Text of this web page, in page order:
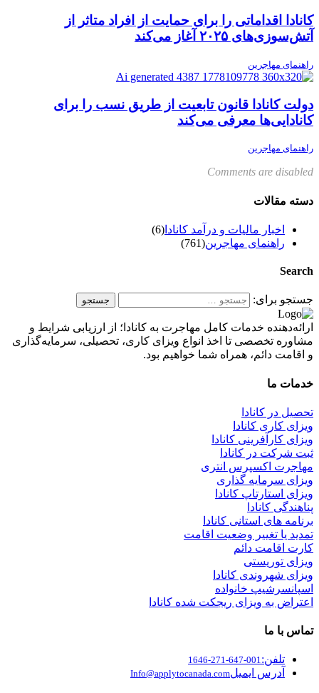
کانادا اقداماتی را برای حمایت از افراد متاثر از
آتش‌سوزی‌های ۲۰۲۵ آغاز می‌کند
راهنمای مهاجرین
دولت کانادا قانون تابعیت از طریق نسب را برای
کانادایی‌ها معرفی می‌کند
راهنمای مهاجرین
Comments are disabled
دسته مقالات
اخبار مالیات و درآمد کانادا (6)
راهنمای مهاجرین(761)
Search
جستجو برای:
ارائه‌دهنده خدمات کامل مهاجرت به کانادا؛ از ارزیابی شرایط و
مشاوره تخصصی تا اخذ انواع ویزای کاری، تحصیلی، سرمایه‌گذاری
و اقامت دائم، همراه شما خواهیم بود.
خدمات ما
تحصیل در کانادا
ویزای کاری کانادا
ویزای کارآفرینی کانادا
ثبت شرکت در کانادا
مهاجرت اکسپرس انتری
ویزای سرمایه گذاری
ویزای استارتاپ کانادا
پناهندگی کانادا
برنامه های استانی کانادا
تمدید یا تغییر وضعیت اقامت
کارت اقامت دائم
ویزای توریستی
ویزای شهروندی کانادا
اسپانسرشیپ خانواده
اعتراض به ویزای ریجکت شده کانادا
تماس با ما
تلفن:001-647-271-1646
آدرس ایمیلInfo@applytocanada.com